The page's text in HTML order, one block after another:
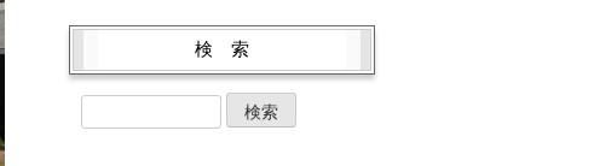
1月 (2)
1月 (2)
2月 (2)
1月 (2)
6月 (2)
6月 (1)
9月 (1)
7月 (1)
6月 (4)
11月 (2)
9月 (5)
検 索